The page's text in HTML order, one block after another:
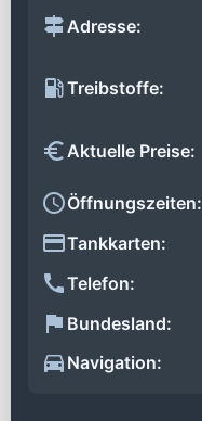
Adresse:
Treibstoffe:
Aktuelle Preise:
Öffnungszeiten:
Tankkarten:
Telefon:
Bundesland:
Navigation: